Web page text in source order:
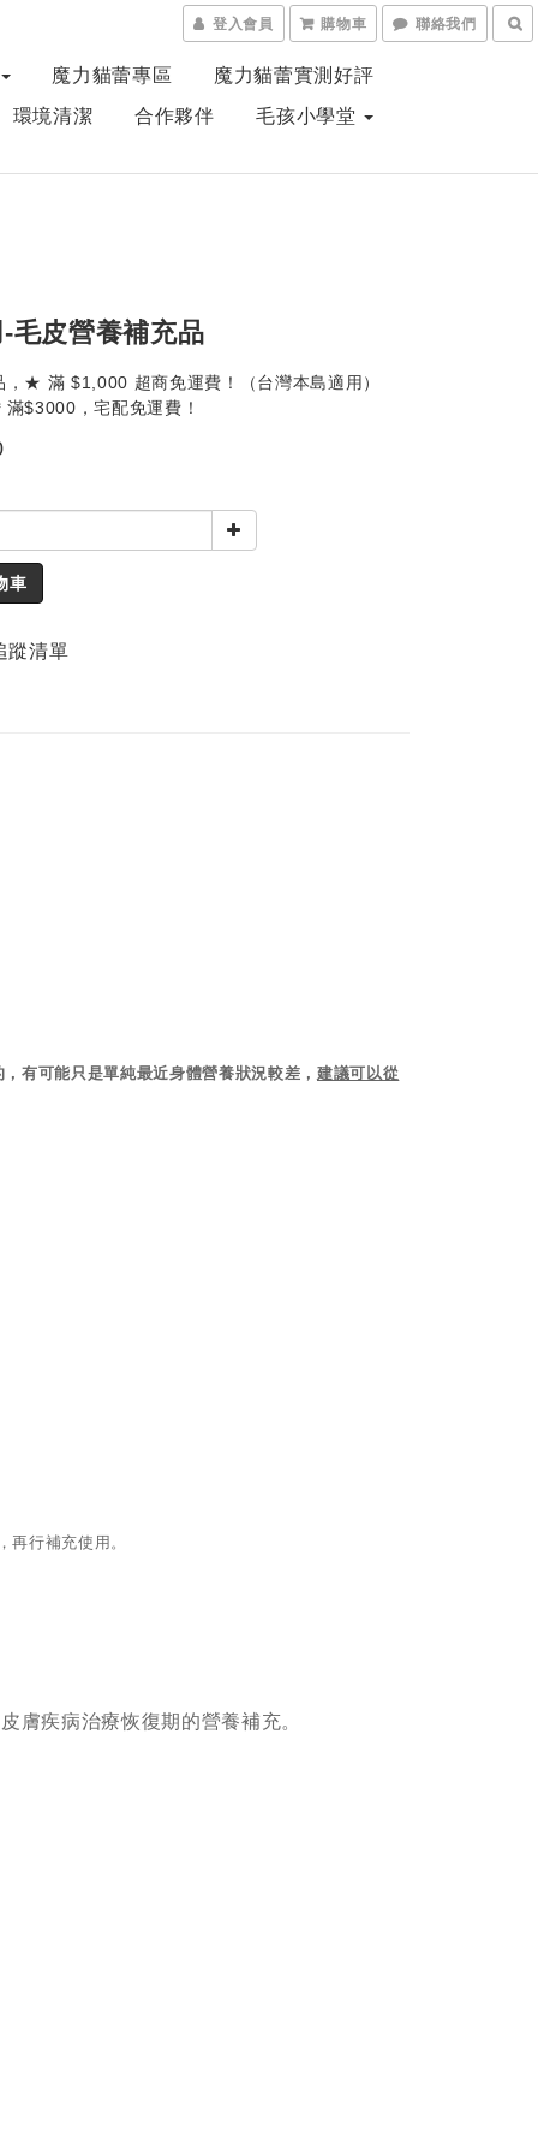
登入會員 購物車 聯絡我們
魔力貓蕾專區
魔力貓蕾實測好評
環境清潔 合作夥伴 毛孩小學堂
毛皮營養補充品
，★ 滿 $1,000 超商免運費！（台灣本島適用）
滿$3000，宅配免運費！
車
蹤清單
有可能只是單純最近身體營養狀況較差， 建議可以從
行補充使用。
膚疾病治療恢復期的營養補充。